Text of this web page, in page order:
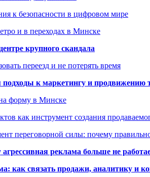
к безопасности в цифровом мире
и в переходах в Минске
крупного скандала
переезд и не потерять время
к маркетингу и продвижению
форму в Минске
как инструмент создания
переговорной силы: почему
реклама больше не
как связать продажи, аналитику и